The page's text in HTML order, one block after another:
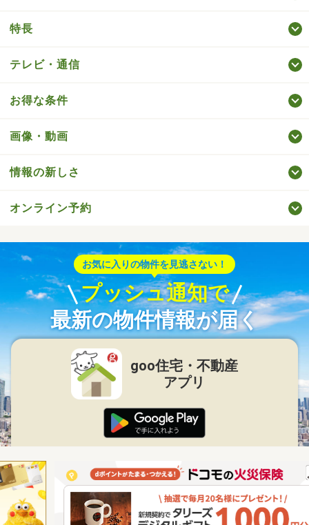
特長
テレビ・通信
お得な条件
画像・動画
情報の新しさ
オンライン予約
お気に入りの物件を見逃さない！
プッシュ通知で
最新の物件情報が届く
goo住宅・不動産
アプリ